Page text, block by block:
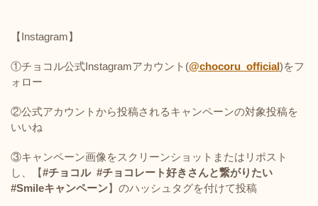
【Instagram】
①チョコル公式Instagramアカウント (@chocoru_official)をフ
ォロー
②公式アカウントから投稿されるキャンペーンの対象投稿を
いいね
③キャンペーン画像をスクリーンショットまたはリポスト
し、【#チョコル #チョコレート好きさんと繋がりたい
#Smileキャンペーン】のハッシュタグを付けて投稿